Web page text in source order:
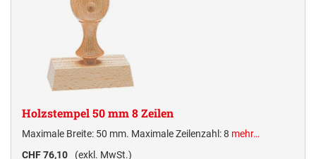
Holzstempel 50 mm 8 Zeilen
Maximale Breite: 50 mm. Maximale Zeilenzahl: 8 mehr…
CHF 76,10
(exkl. MwSt.)